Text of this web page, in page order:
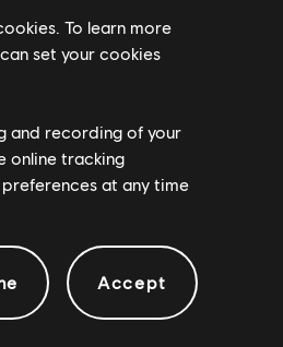
To learn more
can set your cookies
and recording of your
online tracking
at any time
Accept